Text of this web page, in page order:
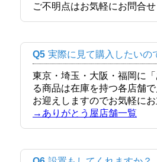
ご不明点はお気軽にお問合せ
Q5 実際に見て購入したいの
東京・埼玉・大阪・福岡に
る商品は在庫を持つ各店舗
お迎えしますのでお気軽にお
→ありがとう屋店舗一覧